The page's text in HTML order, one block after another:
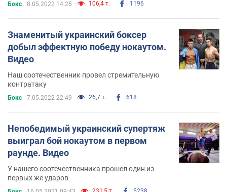
Бокс 8.05.2022 14:25 106,4 т. 1196
Знаменитый украинский боксер
добыл эффектную победу нокаутом.
Видео
Наш соотечественник провел стремительную
контратаку
Бокс 7.05.2022 22:49 26,7 т. 618
Непобедимый украинский супертяж
выиграл бой нокаутом в первом
раунде. Видео
У нашего соотечественника прошел один из
первых же ударов